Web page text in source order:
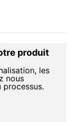
produit
les
nous